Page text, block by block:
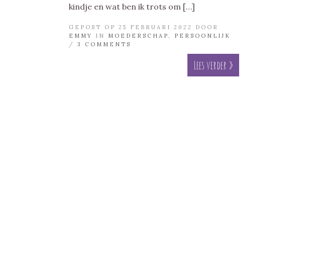
kindje en wat ben ik trots om […]
GEPOST OP 25 FEBRUARI 2022 DOOR
EMMY
IN MOEDERSCHAP, PERSOONLIJK
/ 3 COMMENTS
Lees verder »